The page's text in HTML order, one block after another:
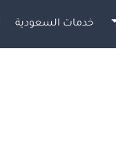
خدمات السعودية